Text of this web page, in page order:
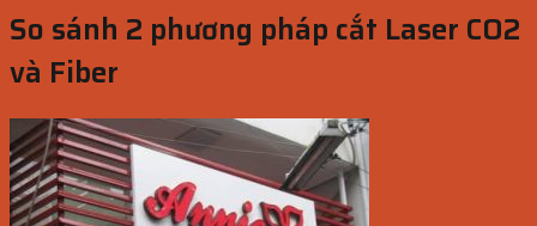
So sánh 2 phương pháp cắt Laser CO2
và Fiber